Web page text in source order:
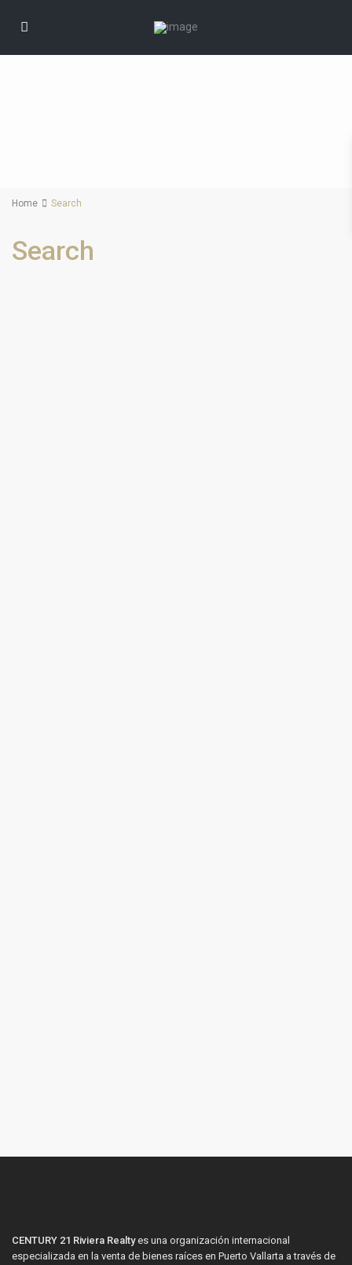
Home Search
Search
CENTURY 21 Riviera Realtyes una organización internacional
especializada en la venta de bienes raíces en Puerto Vallarta a través de